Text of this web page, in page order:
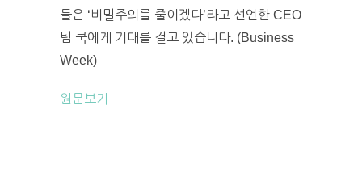
들은 ‘비밀주의를 줄이겠다’라고 선언한 CEO
팀 쿡에게 기대를 걸고 있습니다. (Business
Week)
원문보기